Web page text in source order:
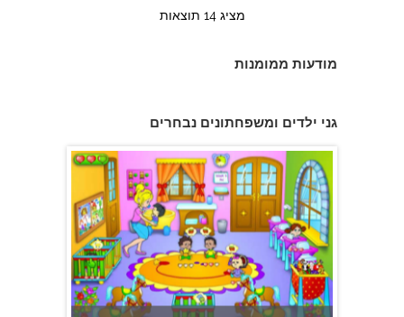
מציג 14 תוצאות
מודעות ממומנות
גני ילדים ומשפחתונים נבחרים
פעוטון פינוקי במודיעין